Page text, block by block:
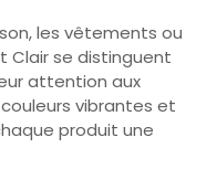
les vêtements ou
Clair se distinguent
attention aux
vibrantes et
produit une